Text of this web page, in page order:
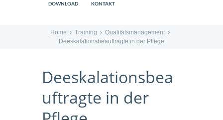
DOWNLOAD KONTAKT
Home Training
Qualitätsmanagement
Deeskalationsbeauftragte in der Pflege
Deeskalationsbea
uftragte in der